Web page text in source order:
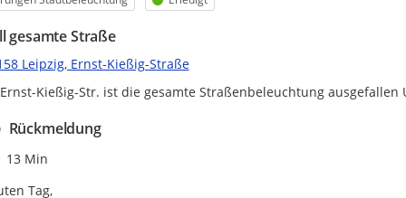
gesamte Straße
Leipzig, Ernst-Kießig-Straße
Kießig-Str. ist die gesamte Straßenbeleuchtung ausgefallen
Rückmeldung
Zeitpunkt des Erstellens
13 Min
Tag,